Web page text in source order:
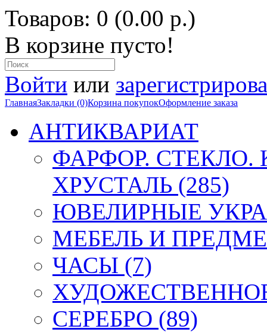
Товаров: 0 (0.00 р.)
В корзине пусто!
Войти или
ГлавнаяЗакладки (0)Корзина покупокОформление заказа
АНТИКВАРИАТ
ФАРФОР.
ХРУСТАЛЬ (285)
ЮВЕЛИРНЫЕ
МЕБЕЛЬ И
ЧАСЫ (7)
СЕРЕБРО (89)